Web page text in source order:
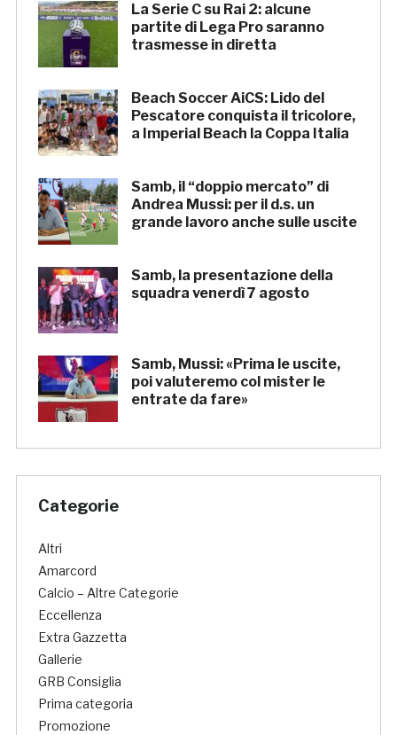
La Serie C su Rai 2: alcune
partite di Lega Pro saranno
trasmesse in diretta
Beach Soccer AiCS: Lido del
Pescatore conquista il tricolore,
a Imperial Beach la Coppa Italia
Samb, il “doppio mercato” di
Andrea Mussi: per il d.s. un
grande lavoro anche sulle uscite
Samb, la presentazione della
squadra venerdì 7 agosto
Samb, Mussi: «Prima le uscite,
poi valuteremo col mister le
entrate da fare»
Categorie
Altri
Amarcord
Calcio – Altre Categorie
Eccellenza
Extra Gazzetta
Gallerie
GRB Consiglia
Prima categoria
Promozione